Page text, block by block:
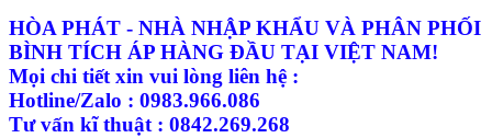
HÒA PHÁT - NHÀ NHẬP KHẨU VÀ PHÂN PHỐI
BÌNH TÍCH ÁP HÀNG ĐẦU TẠI VIỆT NAM!
Mọi chi tiết xin vui lòng liên hệ :
Hotline/Zalo : 0983.966.086
Tư vấn kĩ thuật : 0842.269.268